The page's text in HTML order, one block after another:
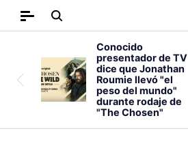
Conocido
presentador de TV
dice que Jonathan
Roumie llevó "el
peso del mundo"
durante rodaje de
"The Chosen"